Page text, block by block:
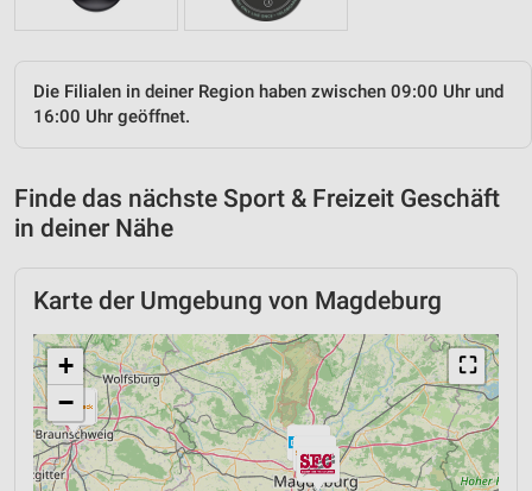
Die Filialen in deiner Region haben zwischen 09:00 Uhr und
16:00 Uhr geöffnet.
Finde das nächste Sport & Freizeit Geschäft
in deiner Nähe
Karte der Umgebung von Magdeburg
⛶
+
−